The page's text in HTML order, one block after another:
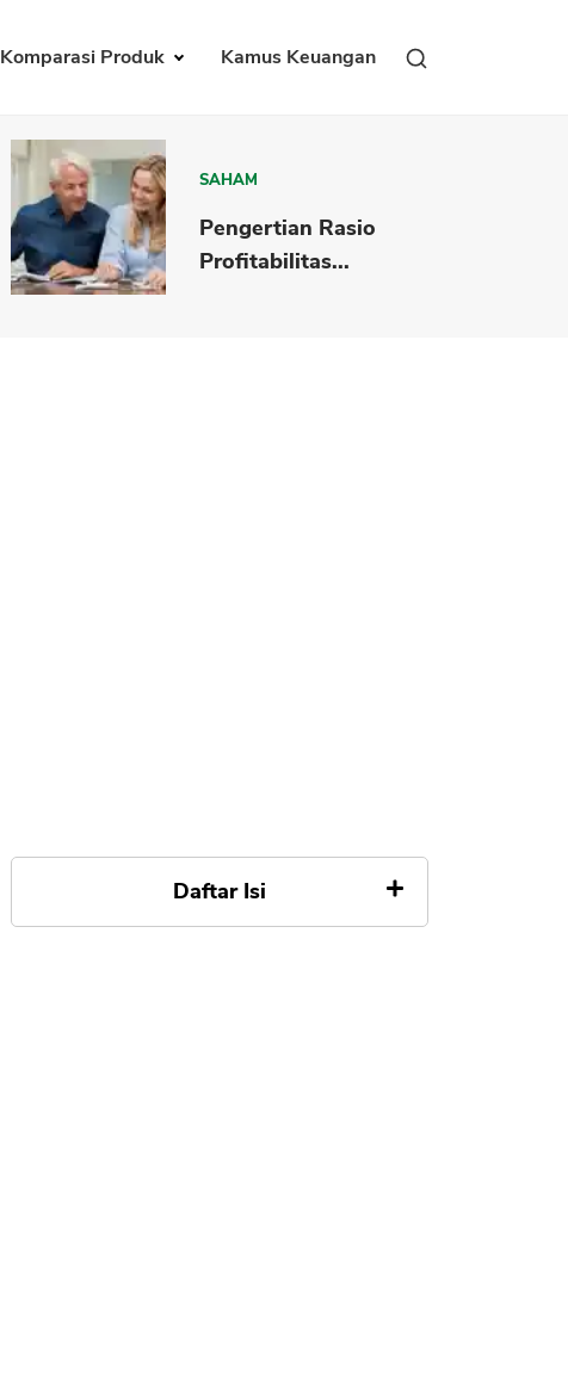
Komparasi Produk Kamus Keuangan
SAHAM
Pengertian Rasio
Profitabilitas...
Daftar Isi